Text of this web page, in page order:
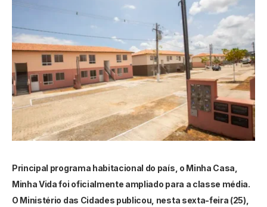
Principal programa habitacional do país, o Minha Casa,
Minha Vida foi oficialmente ampliado para a classe média.
O Ministério das Cidades publicou, nesta sexta-feira (25),